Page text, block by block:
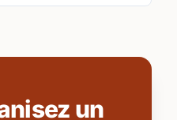
un